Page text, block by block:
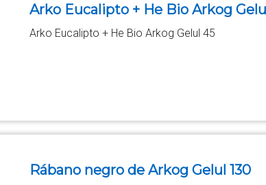
Arko Eucalipto + He Bio Arkog
Arko Eucalipto + He Bio Arkog Gelul 45
Rábano negro de Arkog Gelul 130